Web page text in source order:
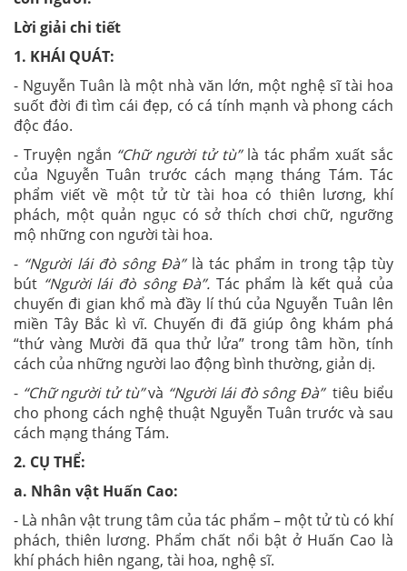
Lời giải chi tiết
1. KHÁI QUÁT:
- Nguyễn Tuân là một nhà văn lớn, một nghệ sĩ tài hoa
suốt đời đi tìm cái đẹp, có cá tính mạnh và phong cách
độc đáo.
- Truyện ngắn “Chữ người tử tù” là tác phẩm xuất sắc
của Nguyễn Tuân trước cách mạng tháng Tám. Tác
phẩm viết về một tử từ tài hoa có thiên lương, khí
phách, một quản ngục có sở thích chơi chữ, ngưỡng
mộ những con người tài hoa.
- “Người lái đò sông Đà” là tác phẩm in trong tập tùy
bút “Người lái đò sông Đà”. Tác phẩm là kết quả của
chuyến đi gian khổ mà đầy lí thú của Nguyễn Tuân lên
miền Tây Bắc kì vĩ. Chuyến đi đã giúp ông khám phá
“thứ vàng Mười đã qua thử lửa” trong tâm hồn, tính
cách của những người lao động bình thường, giản dị.
- “Chữ người tử tù”và “Người lái đò sông Đà” tiêu biểu
cho phong cách nghệ thuật Nguyễn Tuân trước và sau
cách mạng tháng Tám.
2. CỤ THỂ:
a. Nhân vật Huấn Cao:
- Là nhân vật trung tâm của tác phẩm – một tử tù có khí
phách, thiên lương. Phẩm chất nổi bật ở Huấn Cao là
khí phách hiên ngang, tài hoa, nghệ sĩ.